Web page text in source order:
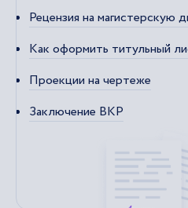
Рецензия на магистерскую
Как оформить титульный
Проекции на чертеже
Заключение ВКР